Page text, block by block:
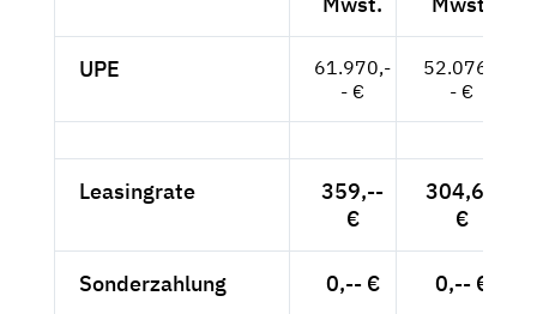
UPE
61.970,-
- €
52.076,-
- €
Leasingrate
359,--
€
304,68
€
Sonderzahlung 0,-- € 0,-- €